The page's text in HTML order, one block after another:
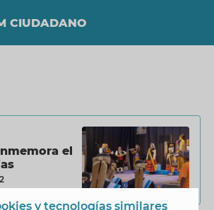
CIUDADANO
el
y tecnologías similares